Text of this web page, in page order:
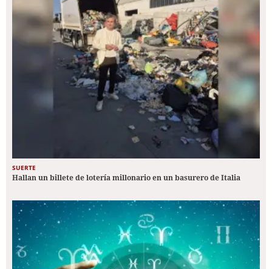
SUERTE
Hallan un billete de lotería millonario en un basurero de Italia